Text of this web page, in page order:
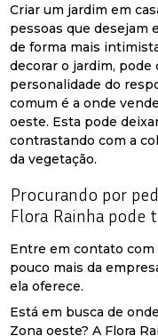
Criar um jardim em
pessoas que desejam
de forma mais
decorar o jardim, pode
personalidade do
comum é a onde
oeste. Esta pode
contrastando com a
da vegetação.
Procurando por
Flora Rainha pode
Entre em contato com
pouco mais da
ela oferece.
Está em busca de
Zona oeste? A Flora